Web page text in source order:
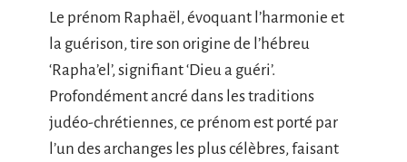
Le prénom Raphaël, évoquant l’harmonie et
la guérison, tire son origine de l’hébreu
‘Rapha’el’, signifiant ‘Dieu a guéri’.
Profondément ancré dans les traditions
judéo-chrétiennes, ce prénom est porté par
l’un des archanges les plus célèbres, faisant